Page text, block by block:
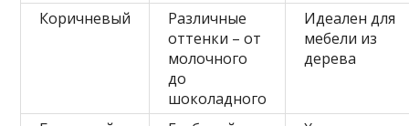
Коричневый
Различные
оттенки – от
молочного
до
шоколадного
Идеален для
мебели из
дерева